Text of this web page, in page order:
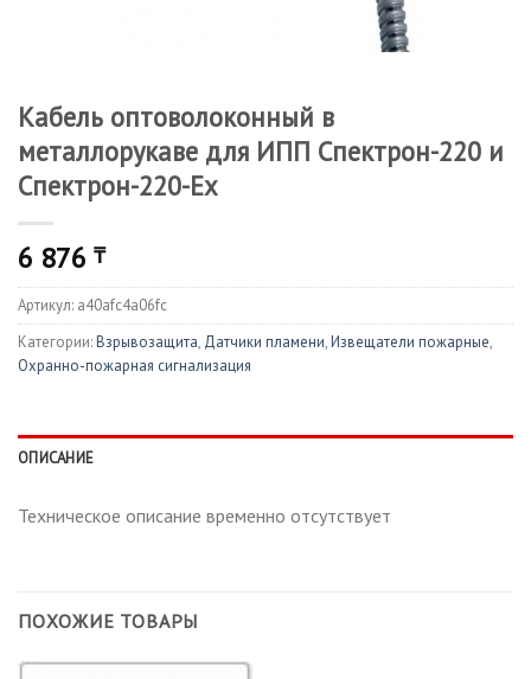
Кабель оптоволоконный в
металлорукаве для ИПП Спектрон-220 и
Спектрон-220-Ех
6 876 ₸
Артикул: a40afc4a06fc
Категории:Взрывозащита, Датчики пламени,Извещатели пожарные,
Охранно-пожарная сигнализация
ОПИСАНИЕ
Техническое описание временно отсутствует
ПОХОЖИЕ ТОВАРЫ